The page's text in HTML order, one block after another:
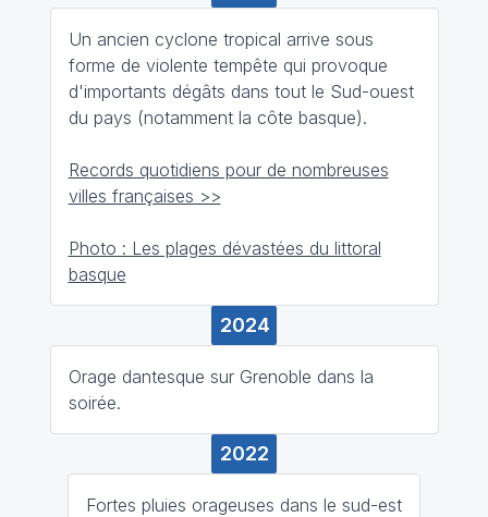
Un ancien cyclone tropical arrive sous
forme de violente tempête qui provoque
d'importants dégâts dans tout le Sud-ouest
du pays (notamment la côte basque).
Records quotidiens pour de nombreuses
villes françaises >>
Photo : Les plages dévastées du littoral
basque
2024
Orage dantesque sur Grenoble dans la
soirée.
2022
Fortes pluies orageuses dans le sud-est